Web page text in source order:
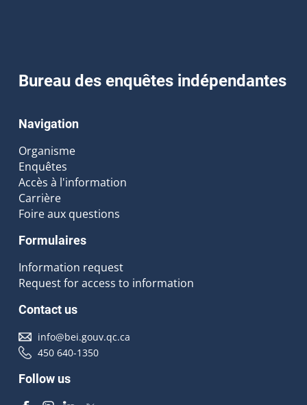
Bureau des enquêtes indépendantes
Navigation
Organisme
Enquêtes
Accès à l'information
Carrière
Foire aux questions
Formulaires
Information request
Request for access to information
Contact us
info@bei.gouv.qc.ca
450 640-1350
Follow us